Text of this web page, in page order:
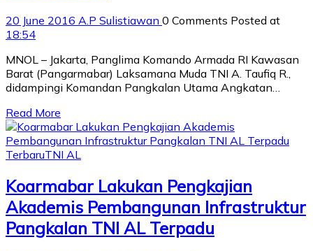
20 June 2016 A.P Sulistiawan 0 Comments Posted at
18:54
MNOL – Jakarta, Panglima Komando Armada RI Kawasan
Barat (Pangarmabar) Laksamana Muda TNI A. Taufiq R.,
didampingi Komandan Pangkalan Utama Angkatan…
Read More
TerbaruTNI AL
Koarmabar Lakukan Pengkajian
Akademis Pembangunan Infrastruktur
Pangkalan TNI AL Terpadu